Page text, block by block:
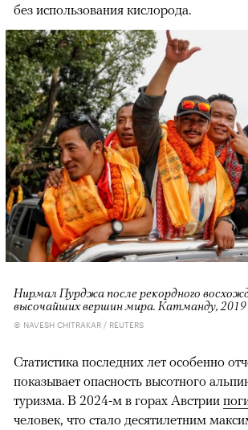
без использования кислорода.
Нирмал Пурджа после рекордного
высочайших вершин мира. Катманду, 2019
© NAVESH CHITRAKAR / REUTERS
Статистика последних лет особенно
показывает опасность высотного
туризма. В 2024-м в горах Австрии
человек, что стало десятилетним